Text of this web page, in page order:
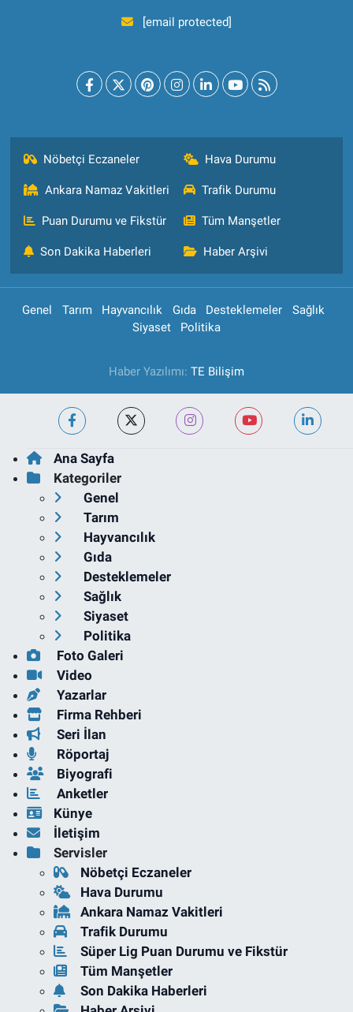
[email protected]
Nöbetçi Eczaneler Hava Durumu
Ankara Namaz Vakitleri Trafik Durumu
Puan Durumu ve Fikstür Tüm Manşetler
Son Dakika Haberleri Haber Arşivi
Genel Tarım Hayvancılık Gıda Desteklemeler
Sağlık
Siyaset
Politika
Haber Yazılımı: TE Bilişim
Ana Sayfa
Kategoriler
Genel
Tarım
Hayvancılık
Gıda
Desteklemeler
Sağlık
Siyaset
Politika
Foto Galeri
Video
Yazarlar
Firma Rehberi
Seri İlan
Röportaj
Biyografi
Anketler
Künye
İletişim
Servisler
Nöbetçi Eczaneler
Hava Durumu
Ankara Namaz Vakitleri
Trafik Durumu
Süper Lig Puan Durumu ve Fikstür
Tüm Manşetler
Son Dakika Haberleri